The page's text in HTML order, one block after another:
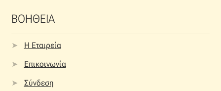
ΒΟΗΘΕΙΑ
Η Εταιρεία
Επικοινωνία
Σύνδεση